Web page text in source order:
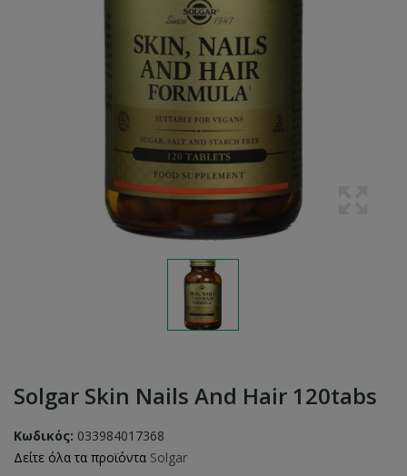
Solgar Skin Nails And Hair 120tabs
Κωδικός: 033984017368
Δείτε όλα τα προϊόντα Solgar